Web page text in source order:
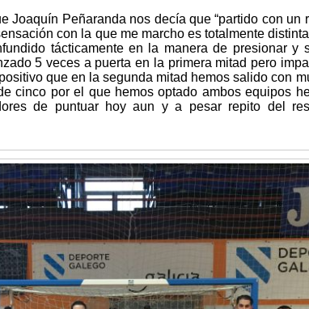
Joaquín Peñaranda nos decía que “partido con un
con la que me marcho es totalmente
tácticamente en la manera de presionar y
5 veces a puerta en la primera mitad pero
que en la segunda mitad hemos salido con
cinco por el que hemos optado ambos equipos
de puntuar hoy aun y a pesar repito del